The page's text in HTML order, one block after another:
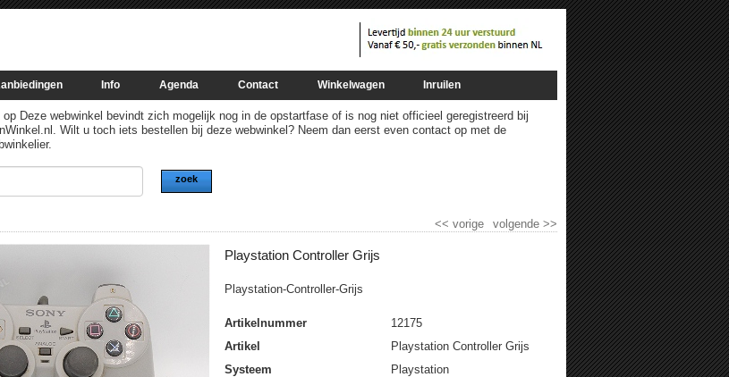
Info Agenda Contact Winkelwagen Inruilen
op Deze webwinkel bevindt zich mogelijk nog in de opstartfase of is nog niet officieel geregistreerd bij
Wilt u toch iets bestellen bij deze webwinkel? Neem dan eerst even contact op met de
zoek
volgende>>
<< vorige
Playstation Controller Grijs
Playstation-Controller-Grijs
Artikelnummer
12175
Artikel
Playstation Controller Grijs
Systeem
Playstation